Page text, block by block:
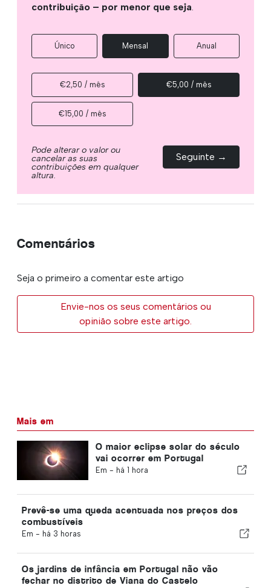
contribuição – por menor que seja.
Único Mensal Anual
€2,50 / mês €5,00 / mês
€15,00 / mês
Pode alterar o valor ou
cancelar as suas
contribuições em qualquer
altura.
Seguinte →
Comentários
Seja o primeiro a comentar este artigo
Envie-nos os seus comentários ou
opinião sobre este artigo.
Mais em
O maior eclipse solar do século
vai ocorrer em Portugal
Em - há 1 hora
Prevê-se uma queda acentuada nos preços dos
combustíveis
Em - há 3 horas
Os jardins de infância em Portugal não vão
fechar no distrito de Viana do Castelo